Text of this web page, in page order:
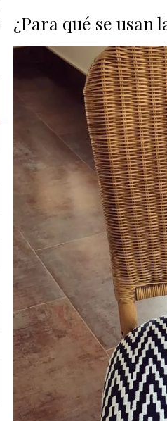
¿Para qué se usan